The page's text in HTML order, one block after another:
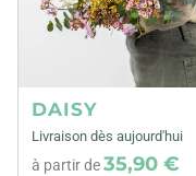
DAISY
Livraison dès aujourd'hui
à partir de35,90 €